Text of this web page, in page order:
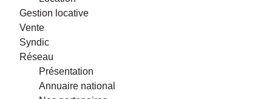
Gestion locative
Vente
Syndic
Réseau
Présentation
Annuaire national